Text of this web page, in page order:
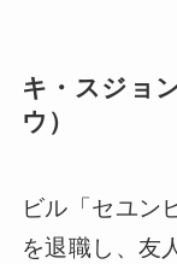
キ・スジョ
ウ）
ビル「セユン
を退職し、友